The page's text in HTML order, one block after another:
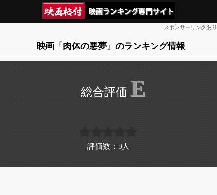
スポンサーリンクあり
映画「肉体の悪夢」のランキング情報
E
評価数： 3 人